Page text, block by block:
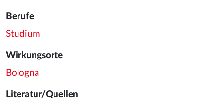
Berufe
Studium
Wirkungsorte
Bologna
Literatur/Quellen